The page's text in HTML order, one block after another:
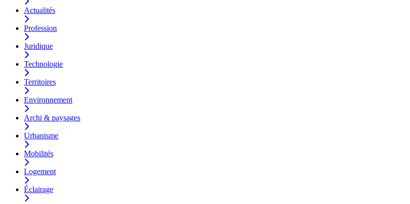
Actualités
Profession
Juridique
Technologie
Territoires
Environnement
Archi & paysages
Urbanisme
Mobilités
Logement
Éclairage